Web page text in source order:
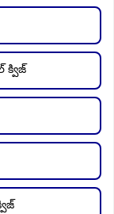
క్విజ్